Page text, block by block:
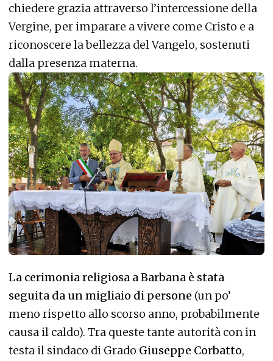
chiedere grazia attraverso l’intercessione della
Vergine, per imparare a vivere come Cristo e a
riconoscere la bellezza del Vangelo, sostenuti
dalla presenza materna.
La cerimonia religiosa a Barbana è stata
seguita da un migliaio di persone (un po’
meno rispetto allo scorso anno, probabilmente
causa il caldo). Tra queste tante autorità con in
testa il sindaco di Grado Giuseppe Corbatto,